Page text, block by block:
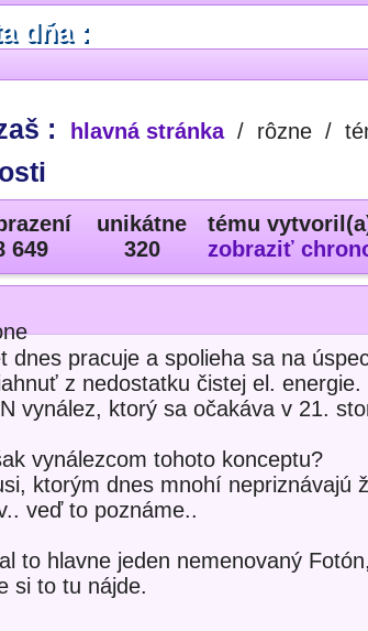
dňa :
: hlavná stránka / rôzne /
649
unikátne
320
tému
zobraziť
dnes pracuje a spolieha sa na
z nedostatku čistej el. energie.
vynález, ktorý sa očakáva v 21.
vynálezcom tohoto konceptu?
ktorým dnes mnohí nepriznávajú
veď to poznáme..
to hlavne jeden nemenovaný
si to tu nájde.